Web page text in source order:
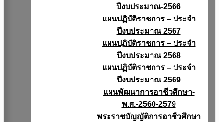
ปีงบประมาณ-2566
แผนปฏิบัติราชการ – ประจำ
ปีงบประมาณ 2567
แผนปฏิบัติราชการ – ประจำ
ปีงบประมาณ 2568
แผนปฏิบัติราชการ – ประจำ
ปีงบประมาณ 2569
แผนพัฒนาการอาชีวศึกษา-
พ.ศ.-2560-2579
พระราชบัญญัติการอาชีวศึกษา